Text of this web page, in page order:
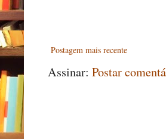
Postagem mais recente
Assinar: Postar